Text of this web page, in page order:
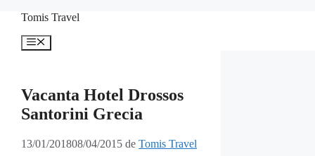
conținut
Tomis Travel
Meniu
Vacanta Hotel Drossos
Santorini Grecia
13/01/201808/04/2015 de Tomis Travel